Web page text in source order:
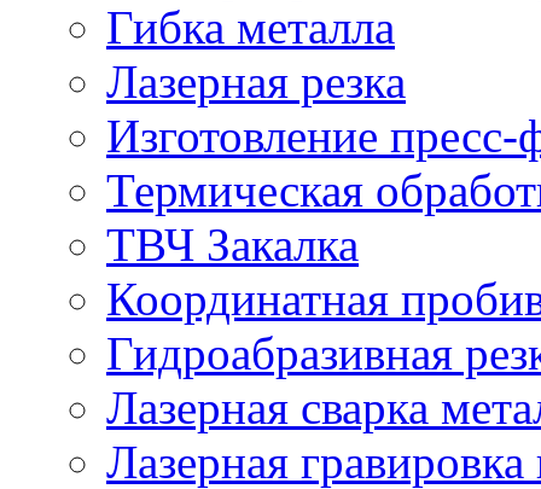
Гибка металла
Лазерная резка
Изготовление
Термическая
ТВЧ Закалка
Координатная
Гидроабразивная
Лазерная сварка
Лазерная гравировка